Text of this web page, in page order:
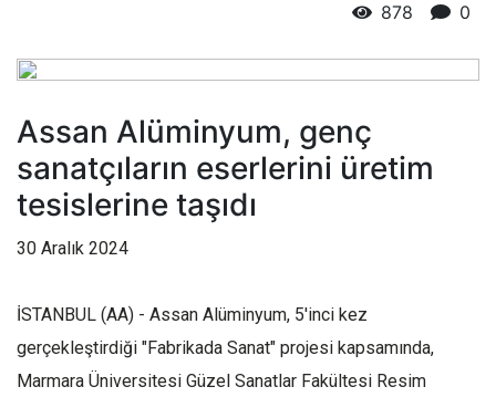
878 0
Assan Alüminyum, genç
sanatçıların eserlerini üretim
tesislerine taşıdı
30 Aralık 2024
İSTANBUL (AA) - Assan Alüminyum, 5'inci kez
gerçekleştirdiği "Fabrikada Sanat" projesi kapsamında,
Marmara Üniversitesi Güzel Sanatlar Fakültesi Resim